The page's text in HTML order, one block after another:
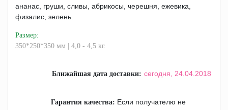
ананас, груши, сливы, абрикосы, черешня, ежевика,
физалис, зелень.
Размер:
350*250*350 мм | 4,0 - 4,5 кг.
Ближайшая дата доставки: сегодня, 24.04.2018
Гарантия качества: Если получателю не